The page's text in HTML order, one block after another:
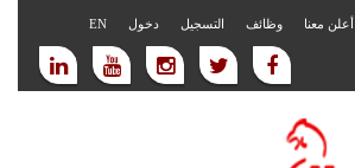
أعلن معنا وظائف التسجيل دخول EN